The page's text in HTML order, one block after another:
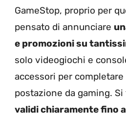
GameStop, proprio per
pensato di annunciare
e promozioni su
solo videogiochi e
accessori per completare
postazione da gaming.
validi chiaramente fino